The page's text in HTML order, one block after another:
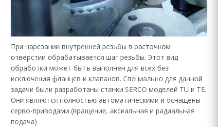
При нарезании внутренней резьбы в расточном
отверстии обрабатывается шаг резьбы. Этот вид
обработки может быть выполнен для всех без
исключения фланцев и клапанов. Специально для данной
задачи были разработаны станки SERCO моделей TU и TE.
Они являются полностью автоматическими и оснащены
серво-приводами (вращение, аксиальная и радиальная
подача)